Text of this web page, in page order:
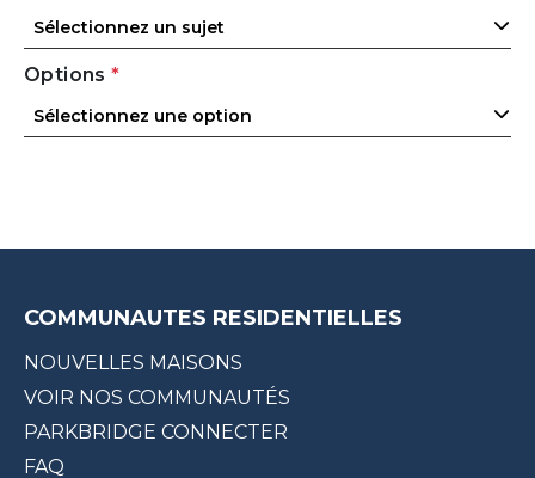
Sélectionnez un sujet
Options*
Sélectionnez une option
COMMUNAUTES RESIDENTIELLES
NOUVELLES MAISONS
VOIR NOS COMMUNAUTÉS
PARKBRIDGE CONNECTER
FAQ